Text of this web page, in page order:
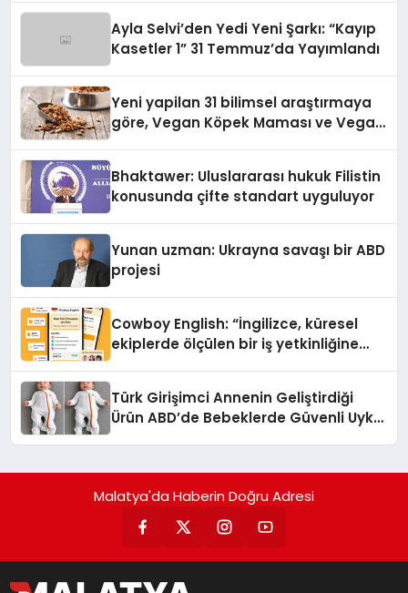
Ayla Selvi’den Yedi Yeni Şarkı: “Kayıp
Kasetler 1” 31 Temmuz’da Yayımlandı
Yeni yapilan 31 bilimsel araştırmaya
göre, Vegan Köpek Maması ve Vegan
Bhaktawer: Uluslararası hukuk Filistin
konusunda çifte standart uyguluyor
Yunan uzman: Ukrayna savaşı bir ABD
projesi
Cowboy English: “İngilizce, küresel
ekiplerde ölçülen bir iş yetkinliğine
Türk Girişimci Annenin Geliştirdiği
Ürün ABD’de Bebeklerde Güvenli Uyku
Malatya'da Haberin Doğru Adresi